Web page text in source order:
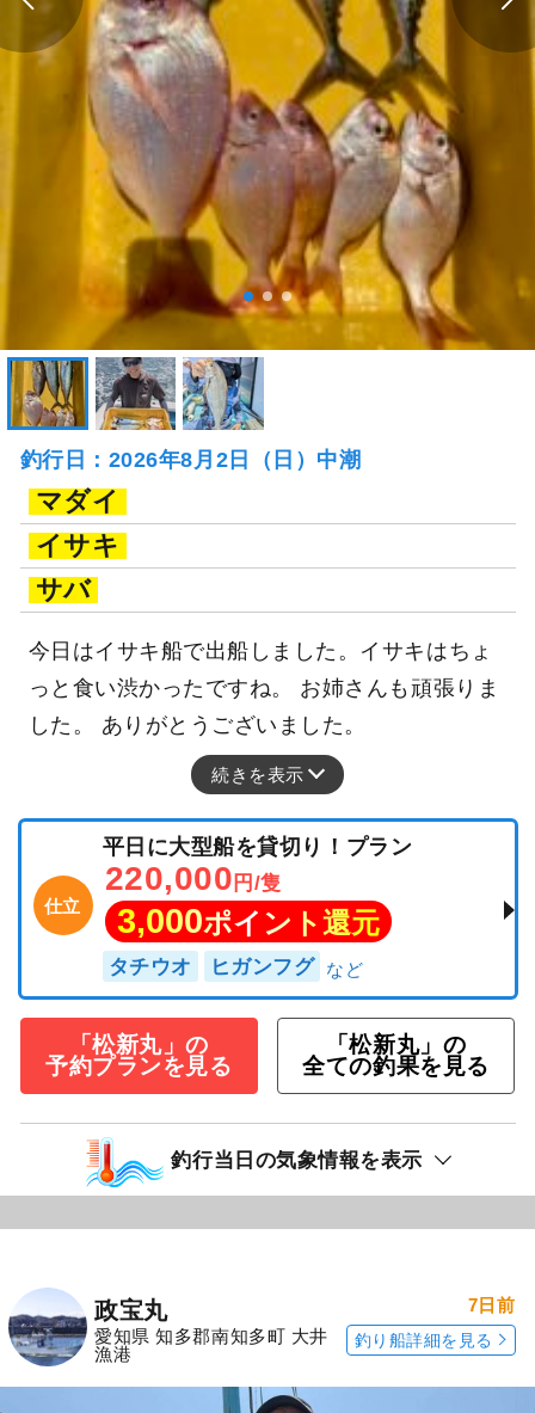
釣行日：2026年8月2日（日）中潮
マダイ
イサキ
サバ
今日はイサキ船で出船しました。イサキはちょ
っと食い渋かったですね。 お姉さんも頑張りま
した。 ありがとうございました。
続きを表示
仕立
平日に大型船を貸切り！プラン
220,000 円/隻
3,000ポイント還元
タチウオ ヒガンフグ
「松新丸」の
予約プランを見る
「松新丸」の
全ての釣果を見る
釣行当日の気象情報を表示
政宝丸
愛知県 知多郡南知多町 大井
漁港
7日前
釣り船詳細を見る